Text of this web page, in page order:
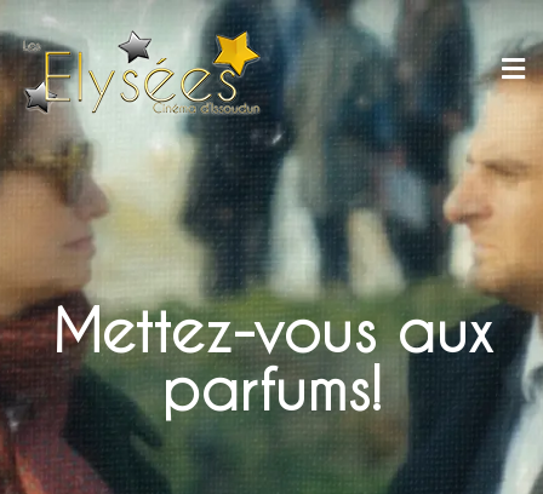
Mettez-vous aux
parfums!